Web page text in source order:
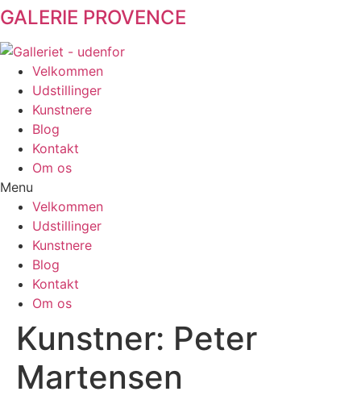
Videre
indhold
GALERIE PROVENCE
Velkommen
Udstillinger
Kunstnere
Blog
Kontakt
Om os
Menu
Velkommen
Udstillinger
Kunstnere
Blog
Kontakt
Om os
Kunstner: Peter
Martensen